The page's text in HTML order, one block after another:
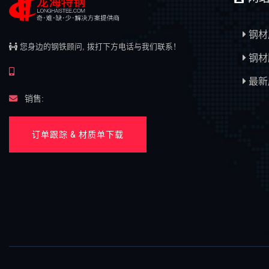
您身边的钢铁顾问, 拨打下方电话与我们联系！
销售:
订单跟踪 & 材质单下载
钢
钢
最